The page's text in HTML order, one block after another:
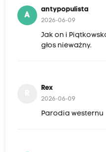
A
antypopulista
2026-06-09
Jak on i
głos nieważny.
Rex
2026-06-09
Parodia westernu